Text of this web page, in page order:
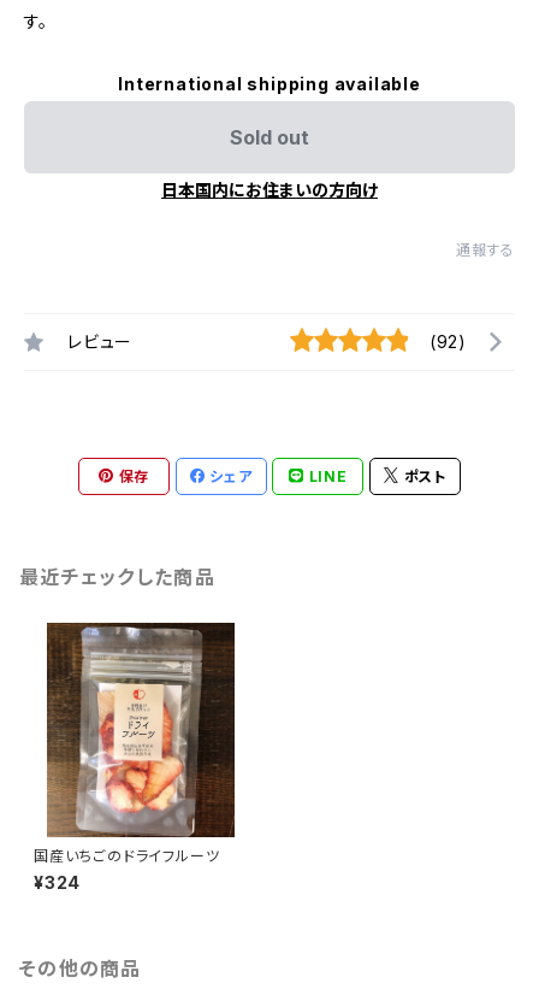
す。
International shipping available
Sold out
日本国内にお住まいの方向け
通報する
レビュー (92)
保存 シェア LINE ポスト
最近チェックした商品
国産いちごのドライフルーツ
¥324
その他の商品